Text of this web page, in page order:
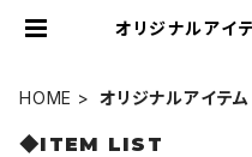
オリジナルアイ
HOME オリジナルアイテム
◆ITEM LIST